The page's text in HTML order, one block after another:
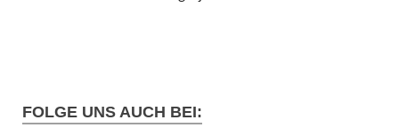
FOLGE UNS AUCH BEI: